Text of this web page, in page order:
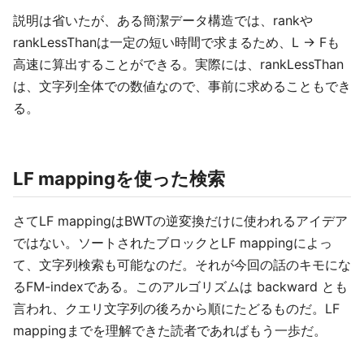
説明は省いたが、ある簡潔データ構造では、rankや
rankLessThanは一定の短い時間で求まるため、L -> Fも
高速に算出することができる。実際には、rankLessThan
は、文字列全体での数値なので、事前に求めることもでき
る。
LF mappingを使った検索
さてLF mappingはBWTの逆変換だけに使われるアイデア
ではない。ソートされたブロックとLF mappingによっ
て、文字列検索も可能なのだ。それが今回の話のキモにな
るFM-indexである。このアルゴリズムは backward とも
言われ、クエリ文字列の後ろから順にたどるものだ。LF
mappingまでを理解できた読者であればもう一歩だ。